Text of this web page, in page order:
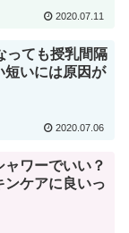
2020.07.11
っても授乳間隔
短いには原因が
2020.07.06
ワーでいい？
ケアに良いっ